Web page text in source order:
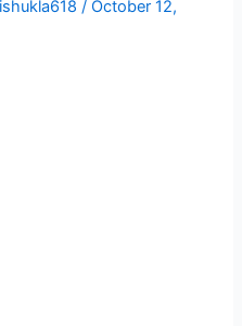
/October 12,